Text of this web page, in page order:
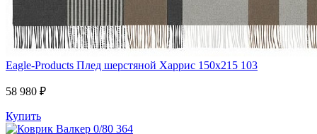
Eagle-Products Плед шерстяной Харрис 150х215 103
58 980 ₽
Купить